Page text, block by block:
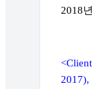
2018
<Client
2017),